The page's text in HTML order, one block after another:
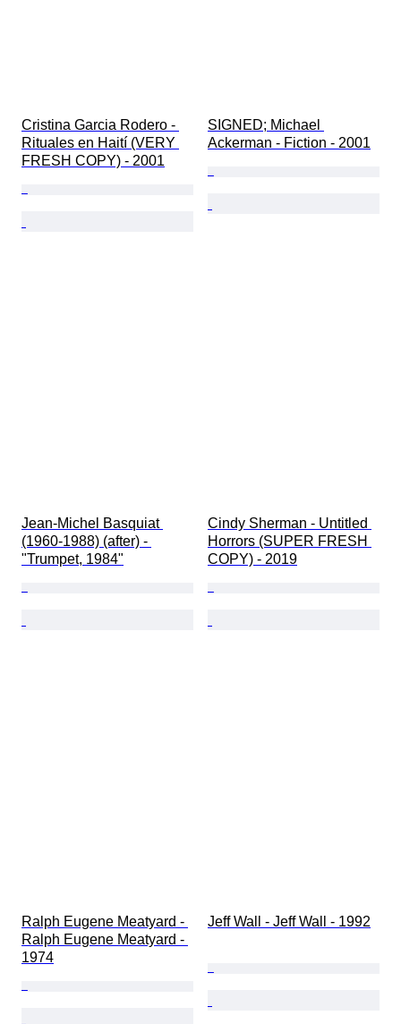
Cristina Garcia Rodero -
Rituales en Haití (VERY
FRESH COPY) - 2001
SIGNED; Michael
Ackerman - Fiction - 2001
Jean-Michel Basquiat
(1960-1988) (after) -
"Trumpet, 1984"
Cindy Sherman - Untitled
Horrors (SUPER FRESH
COPY) - 2019
Ralph Eugene Meatyard -
Ralph Eugene Meatyard -
1974
Jeff Wall - Jeff Wall - 1992